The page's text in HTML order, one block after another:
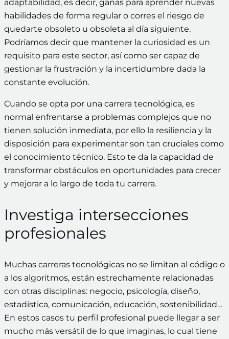
adaptabilidad, es decir, ganas para aprender nuevas
habilidades de forma regular o corres el riesgo de
quedarte obsoleto u obsoleta al día siguiente.
Podríamos decir que mantener la curiosidad es un
requisito para este sector, así como ser capaz de
gestionar la frustración y la incertidumbre dada la
constante evolución.
Cuando se opta por una carrera tecnológica, es
normal enfrentarse a problemas complejos que no
tienen solución inmediata, por ello la resiliencia y la
disposición para experimentar son tan cruciales como
el conocimiento técnico. Esto te da la capacidad de
transformar obstáculos en oportunidades para crecer
y mejorar a lo largo de toda tu carrera.
Investiga intersecciones
profesionales
Muchas carreras tecnológicas no se limitan al código o
a los algoritmos, están estrechamente relacionadas
con otras disciplinas: negocio, psicología, diseño,
estadística, comunicación, educación, sostenibilidad…
En estos casos tu perfil profesional puede llegar a ser
mucho más versátil de lo que imaginas, lo cual tiene